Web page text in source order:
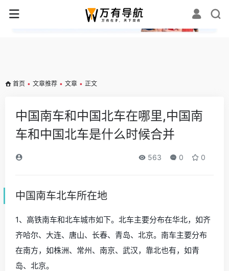
✕
首页 • 文章推荐 • 文章 • 正文
中国南车和中国北车在哪里,中国南
车和中国北车是什么时候合并
563 0 0
中国南车北车所在地
1、高铁南车和北车城市如下。北车主要分布在华北，如齐
齐哈尔、大连、唐山、长春、青岛、北京。南车主要分布
在南方，如株洲、常州、南京、武汉，靠北也有，如青
岛、北京。